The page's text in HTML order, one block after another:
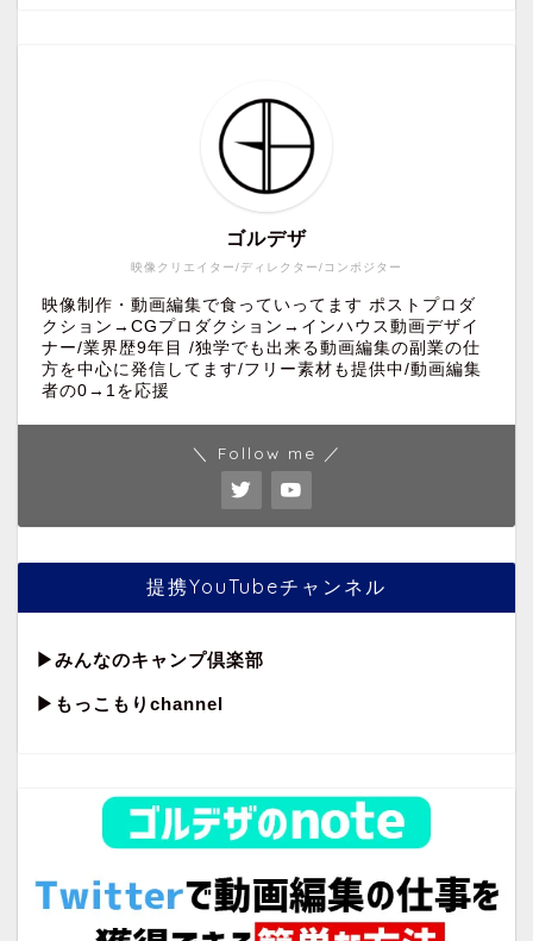
映像クリエイター/ディレクター/コンポジター
ゴルデザ
映像制作・動画編集で食っていってます ポストプロダ
クション→CGプロダクション→インハウス動画デザイ
ナー/業界歴9年目 /独学でも出来る動画編集の副業の仕
方を中心に発信してます/フリー素材も提供中/動画編集
者の0→1を応援
＼ Follow me ／
提携YouTubeチャンネル
▶︎みんなのキャンプ倶楽部
▶︎もっこもりchannel